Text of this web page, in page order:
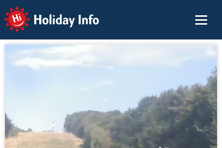
Holiday Info